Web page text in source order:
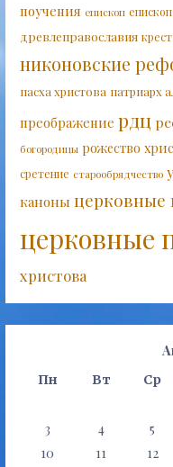
поучения епископ
древлеправославия крест
никоновские
пасха христова патриарх
преображение рдц
богородицы рожество
сретение старообрядчество
каноны церковные
церковные
христова
Пн Вт Ср
3
4 5
10
11 12